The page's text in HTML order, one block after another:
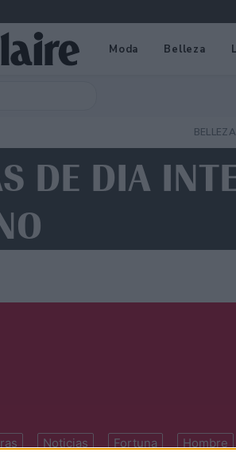
Moda Belleza
BELLEZA
DE DIA
Noticias Fortuna Hombre